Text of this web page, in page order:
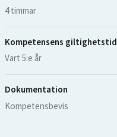
4 timmar
Kompetensens giltighetstid
Vart 5:e år
Dokumentation
Kompetensbevis